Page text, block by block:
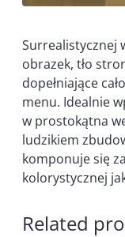
Surrealistycznej
obrazek, tło
dopełniające
menu. Idealnie
w prostokątna
ludzikiem
komponuje się
kolorystycznej
Related